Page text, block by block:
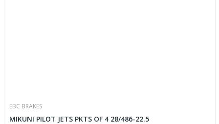
EBC BRAKES
MIKUNI PILOT JETS PKTS OF 4 28/486-22.5